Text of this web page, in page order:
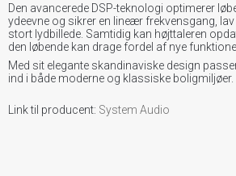
Den avancerede DSP-teknologi optimerer
ydeevne og sikrer en lineær frekvensgang,
stort lydbillede. Samtidig kan højttaleren
den løbende kan drage fordel af nye
Med sit elegante skandinaviske design
ind i både moderne og klassiske boligmiljøer.
Link til producent: System Audio